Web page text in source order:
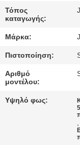
ΕΙΔΉΣΕΙΣ
ΖΗΤΉΣΤΕ
Τόπος
καταγωγής:
Μάρκα:
Πιστοποίηση:
Αριθμό
μοντέλου:
Υψηλό φως:
,